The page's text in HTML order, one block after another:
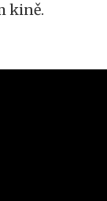
kině.